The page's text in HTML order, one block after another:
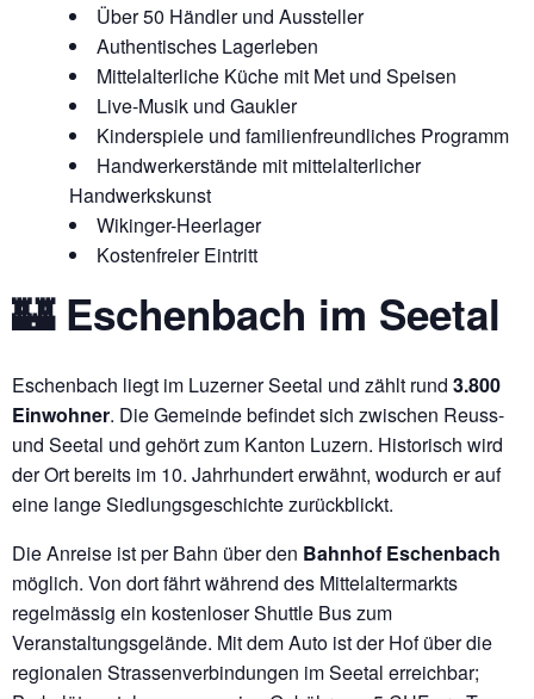
Über 50 Händler und Aussteller
Authentisches Lagerleben
Mittelalterliche Küche mit Met und Speisen
Live-Musik und Gaukler
Kinderspiele und familienfreundliches Programm
Handwerkerstände mit mittelalterlicher
Handwerkskunst
Wikinger-Heerlager
Kostenfreier Eintritt
🏰 Eschenbach im Seetal
Eschenbach liegt im Luzerner Seetal und zählt rund 3.800
Einwohner. Die Gemeinde befindet sich zwischen Reuss-
und Seetal und gehört zum Kanton Luzern. Historisch wird
der Ort bereits im 10. Jahrhundert erwähnt, wodurch er auf
eine lange Siedlungsgeschichte zurückblickt.
Die Anreise ist per Bahn über den Bahnhof Eschenbach
möglich. Von dort fährt während des Mittelaltermarkts
regelmässig ein kostenloser Shuttle Bus zum
Veranstaltungsgelände. Mit dem Auto ist der Hof über die
regionalen Strassenverbindungen im Seetal erreichbar;